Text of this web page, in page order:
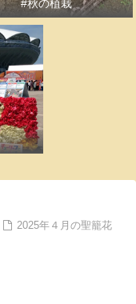
#秋の植栽
2025年４月の聖籠花